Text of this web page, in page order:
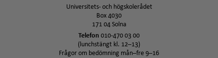
Universitets- och högskolerådet
Box 4030
171 04 Solna
Telefon 010-470 03 00
(lunchstängt kl. 12–13)
Frågor om bedömning mån–fre 9–16